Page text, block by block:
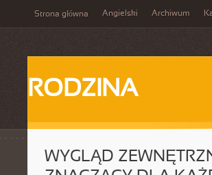
Strona główna Angielski Archiwum
RODZINA
WYGLĄD